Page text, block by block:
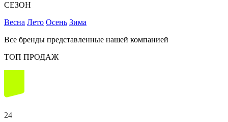
СЕЗОН
Весна Лето Осень Зима
Все бренды представленные нашей компанией
ТОП ПРОДАЖ
24